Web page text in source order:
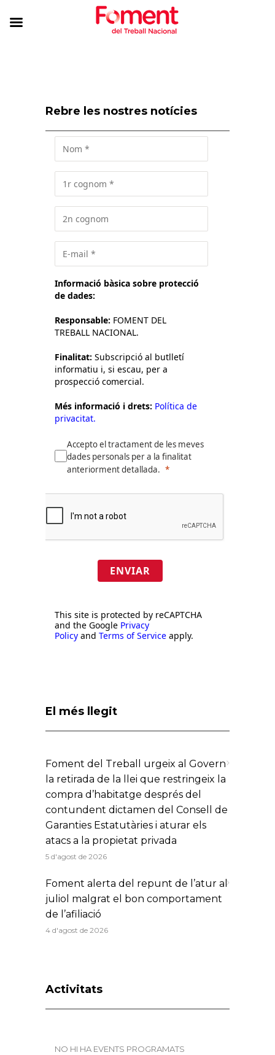
Rebre les nostres notícies
Informació bàsica sobre protecció
de dades:
Responsable: FOMENT DEL
TREBALL NACIONAL.
Finalitat: Subscripció al butlletí
informatiu i, si escau, per a
prospecció comercial.
Més informació i drets: Política de
privacitat.
Accepto el tractament de les meves
dades personals per a la finalitat
anteriorment detallada.
ENVIAR
This site is protected by reCAPTCHA
and the Google Privacy
Policy and Terms of Service apply.
El més llegit
Foment del Treball urgeix al Govern
la retirada de la llei que restringeix la
compra d’habitatge després del
contundent dictamen del Consell de
Garanties Estatutàries i aturar els
atacs a la propietat privada
5 d'agost de 2026
Foment alerta del repunt de l’atur al
juliol malgrat el bon comportament
de l’afiliació
4 d'agost de 2026
Activitats
NO HI HA EVENTS PROGRAMATS